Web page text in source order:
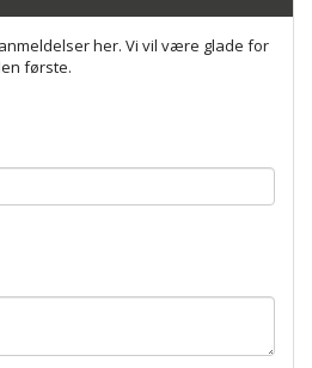
her. Vi vil være glade for
første.